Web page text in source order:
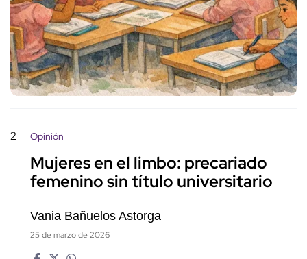
2 Opinión
Mujeres en el limbo: precariado
femenino sin título universitario
Vania Bañuelos Astorga
25 de marzo de 2026